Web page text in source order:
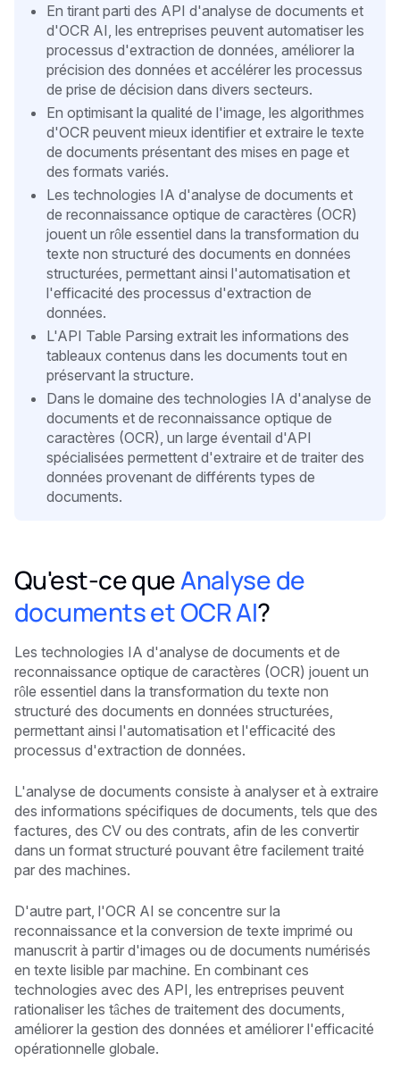
En tirant parti des API d'analyse de documents et
d'OCR AI, les entreprises peuvent automatiser les
processus d'extraction de données, améliorer la
précision des données et accélérer les processus
de prise de décision dans divers secteurs.
En optimisant la qualité de l'image, les algorithmes
d'OCR peuvent mieux identifier et extraire le texte
de documents présentant des mises en page et
des formats variés.
Les technologies IA d'analyse de documents et
de reconnaissance optique de caractères (OCR)
jouent un rôle essentiel dans la transformation du
texte non structuré des documents en données
structurées, permettant ainsi l'automatisation et
l'efficacité des processus d'extraction de
données.
L'API Table Parsing extrait les informations des
tableaux contenus dans les documents tout en
préservant la structure.
Dans le domaine des technologies IA d'analyse de
documents et de reconnaissance optique de
caractères (OCR), un large éventail d'API
spécialisées permettent d'extraire et de traiter des
données provenant de différents types de
documents.
Qu'est-ce queAnalyse de
documents et OCR AI?
Les technologies IA d'analyse de documents et de
reconnaissance optique de caractères (OCR) jouent un
rôle essentiel dans la transformation du texte non
structuré des documents en données structurées,
permettant ainsi l'automatisation et l'efficacité des
processus d'extraction de données.
L'analyse de documents consiste à analyser et à extraire
des informations spécifiques de documents, tels que des
factures, des CV ou des contrats, afin de les convertir
dans un format structuré pouvant être facilement traité
par des machines.
D'autre part, l'OCR AI se concentre sur la
reconnaissance et la conversion de texte imprimé ou
manuscrit à partir d'images ou de documents numérisés
en texte lisible par machine. En combinant ces
technologies avec des API, les entreprises peuvent
rationaliser les tâches de traitement des documents,
améliorer la gestion des données et améliorer l'efficacité
opérationnelle globale.